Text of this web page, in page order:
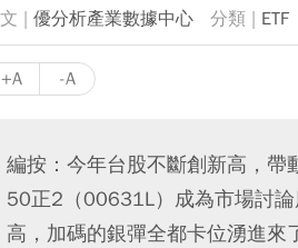
優分析產業數據中心 ETF
+A -A
編按：今年台股不斷創新高，帶
50正2（00631L）成為市場討
高，加碼的銀彈全都卡位湧進來